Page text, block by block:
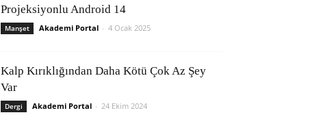
Projeksiyonlu Android 14
Manşet Akademi Portal - 4 Ocak 2025
Kalp Kırıklığından Daha Kötü Çok Az Şey
Var
Dergi Akademi Portal - 24 Ekim 2024